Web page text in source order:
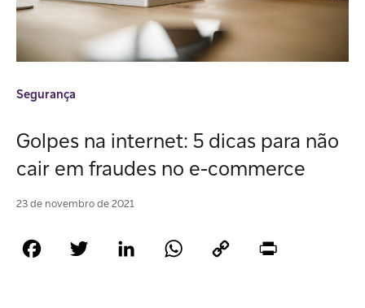
Segurança
Golpes na internet: 5 dicas para não
cair em fraudes no e-commerce
23 de novembro de 2021
Facebook Twitter LinkedIn WhatsAppCopy